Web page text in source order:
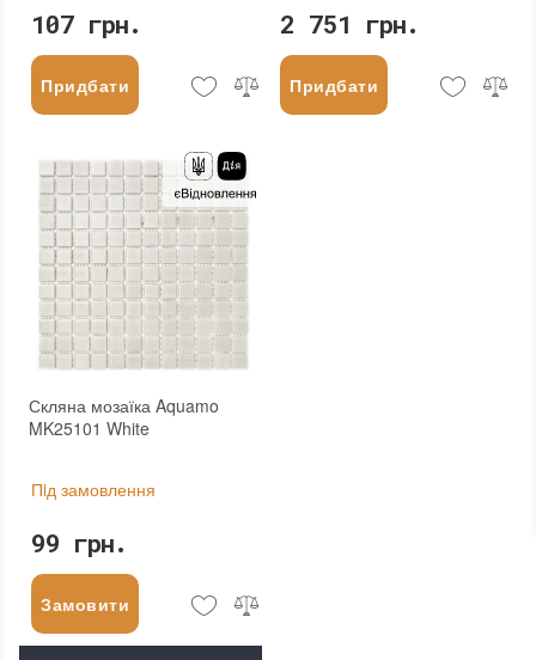
107 грн.
Придбати
2 751 грн.
Придбати
Скляна мозаїка Aquamo
MK25101 White
Пiд замовлення
99 грн.
Замовити